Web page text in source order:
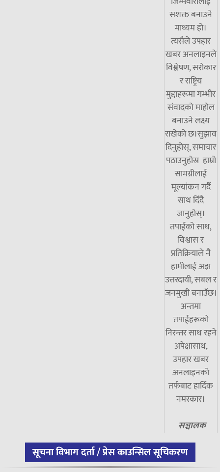
सशक्त बनाउने
माध्यम हो।
त्यसैले उपहार
खबर अनलाइनले
विश्लेषण, सरोकार
र राष्ट्रिय
मुद्दाहरूमा गम्भीर
संवादको माहोल
बनाउने लक्ष्य
राखेको छ।सुझाव
दिनुहोस्, समाचार
पठाउनुहोस्र हाम्रो
सामग्रीलाई
मूल्यांकन गर्दै
साथ दिँदै
जानुहोस्।
तपाईंको साथ,
विश्वास र
प्रतिक्रियाले नै
हामीलाई अझ
उत्तरदायी, सबल र
जनमुखी बनाउँछ।
अन्तमा
तपाईंहरूको
निरन्तर साथ रहने
अपेक्षासाथ,
उपहार खबर
अनलाइनको
तर्फबाट हार्दिक
नमस्कार।
सञ्चालक
सूचना विभाग दर्ता / प्रेस काउन्सिल सूचिकरण